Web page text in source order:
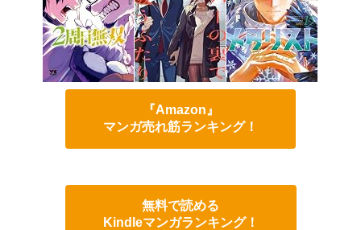
『Amazon』
マンガ売れ筋ランキング！
無料で読める
Kindleマンガランキング！